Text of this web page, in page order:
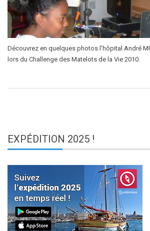
Découvrez en quelques photos l'hôpital André
lors du Challenge des Matelots de la Vie 2010.
EXPÉDITION 2025 !